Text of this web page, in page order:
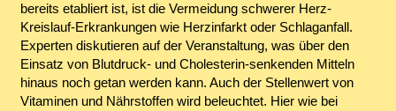
bereits etabliert ist, ist die Vermeidung schwerer Herz-
Kreislauf-Erkrankungen wie Herzinfarkt oder Schlaganfall.
Experten diskutieren auf der Veranstaltung, was über den
Einsatz von Blutdruck- und Cholesterin-senkenden Mitteln
hinaus noch getan werden kann. Auch der Stellenwert von
Vitaminen und Nährstoffen wird beleuchtet. Hier wie bei